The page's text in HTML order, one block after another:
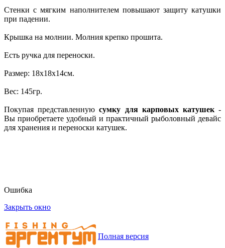
Стенки с мягким наполнителем повышают защиту катушки
при падении.
Крышка на молнии. Молния крепко прошита.
Есть ручка для переноски.
Размер: 18х18х14см.
Вес: 145гр.
Покупая представленнуюсумку для карповых катушек-
Вы приобретаете удобный и практичный рыболовный девайс
для хранения и переноски катушек.
Ошибка
Закрыть окно
Полная версия